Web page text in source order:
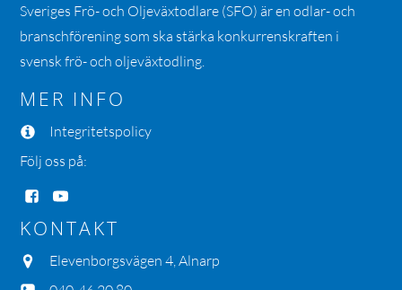
Sveriges Frö- och Oljeväxtodlare (SFO) är en odlar- och
branschförening som ska stärka konkurrenskraften i
svensk frö- och oljeväxtodling.
MER INFO
Integritetspolicy
Följ oss på:
KONTAKT
Elevenborgsvägen 4, Alnarp